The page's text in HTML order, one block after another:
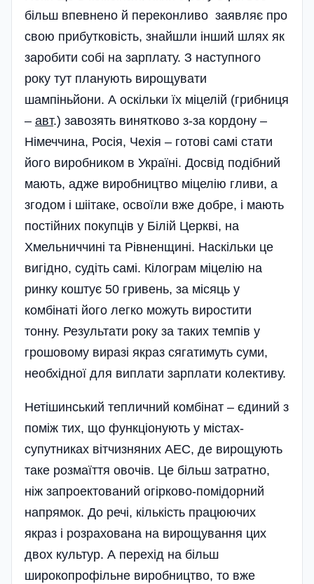
більш впевнено й переконливо заявляє про
свою прибутковість, знайшли інший шлях як
заробити собі на зарплату. З наступного
року тут планують вирощувати
шампіньйони. А оскільки їх міцелій (грибниця
– авт.) завозять винятково з-за кордону –
Німеччина, Росія, Чехія – готові самі стати
його виробником в Україні. Досвід подібний
мають, адже виробництво міцелію гливи, а
згодом і шіітаке, освоїли вже добре, і мають
постій­них покупців у Білій Церкві, на
Хмельниччині та Рівненщині. Наскільки це
вигідно, судіть самі. Кіло­грам міцелію на
ринку коштує 50 гривень, за місяць у
комбінаті його легко можуть виростити
тонну. Результати року за таких темпів у
грошовому виразі якраз сягатимуть суми,
необхідної для виплати зарплати колективу.
Нетішинський тепличний комбінат – єдиний з
поміж тих, що функціонують у містах-
супутниках вітчизняних АЕС, де вирощують
таке розмаїття овочів. Це більш за­тратно,
ніж запроектований огірково-помідорний
напрямок. До речі, кількість працюючих
якраз і розрахована на вирощування цих
двох культур. А перехід на більш
широкопрофільне виробництво, то вже